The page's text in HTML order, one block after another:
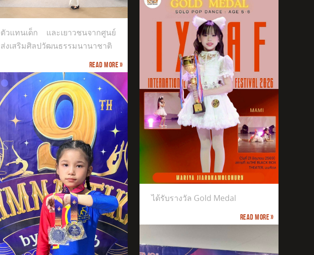
ตัวแทนเด็ก และเยาวชนจากศูนย์
ส่งเสริมศิลปวัฒนธรรมนานาชาติ
Read more »
ได้รับรางวัล Gold Medal
ได้รับรางวัล Gold Medal
Read more »